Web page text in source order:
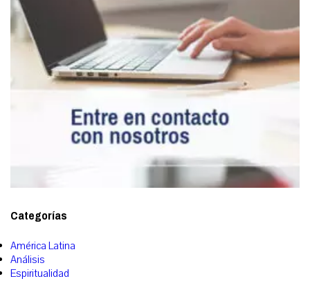
Categorías
América Latina
Análisis
Espiritualidad